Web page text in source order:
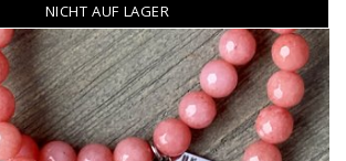
NICHT AUF LAGER